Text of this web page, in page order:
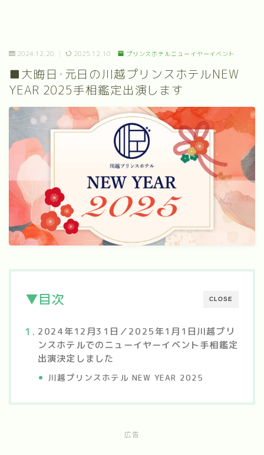
2024.12.20 2025.12.10 プリンスホテルニューイヤーイベント
■大晦日･元日の川越プリンスホテルNEW
YEAR 2025手相鑑定出演します
CLOSE
▼目次
2024年12月31日／2025年1月1日川越プリ
ンスホテルでのニューイヤーイベント手相鑑定
出演決定しました
川越プリンスホテル NEW YEAR 2025
広告